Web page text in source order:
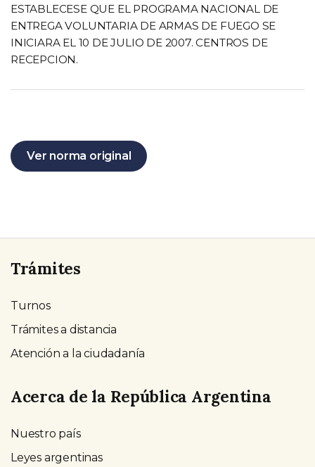
ESTABLECESE QUE EL PROGRAMA NACIONAL DE
ENTREGA VOLUNTARIA DE ARMAS DE FUEGO SE
INICIARA EL 10 DE JULIO DE 2007. CENTROS DE
RECEPCION.
Ver norma original
Trámites
Turnos
Trámites a distancia
Atención a la ciudadanía
Acerca de la República Argentina
Nuestro país
Leyes argentinas